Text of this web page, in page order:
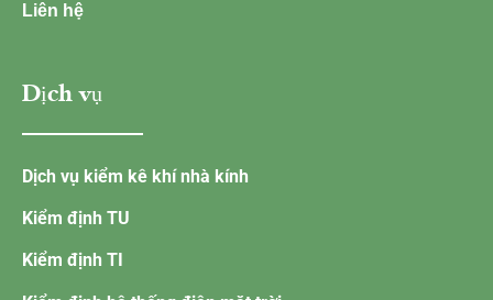
Liên hệ
Dịch vụ
Dịch vụ kiểm kê khí nhà kính
Kiểm định TU
Kiểm định TI